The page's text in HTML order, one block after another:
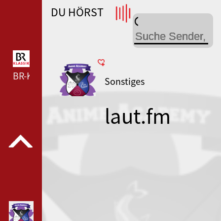
WDR 4 --- WDR 4 ---
BR-KLASSIK --- BR-KLASSIK ---
DU HÖRST
Sonstiges
laut.fm